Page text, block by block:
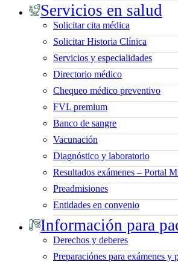
Servicios en salud
Solicitar cita médica
Solicitar Historia Clínica
Servicios y especialidades
Directorio médico
Chequeo médico preventivo
FVL premium
Banco de sangre
Vacunación
Diagnóstico y laboratorio
Resultados exámenes – Portal
Preadmisiones
Entidades en convenio
Información para
Derechos y deberes
Preparaciónes para exámenes y